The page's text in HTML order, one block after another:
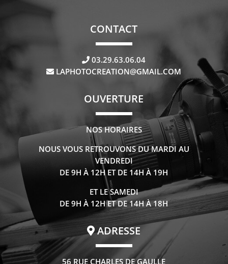
CONTACT
03.29.63.06.04
LAPHOTOCREATION@GMAIL.COM
OUVERTURE
NOS HORAIRES
NOUS VOUS RETROUVONS DU MARDI AU
VENDREDI
DE 9H À 12H ET DE 14H À 19H
ET LE SAMEDI
DE 9H À 12H ET DE 14H À 18H
ADRESSE
56 RUE CHARLES DE GAULLE